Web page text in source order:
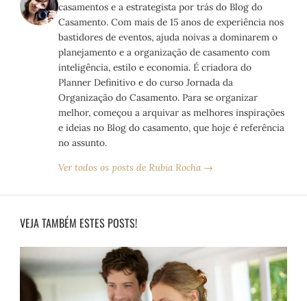
casamentos e a estrategista por trás do Blog do
Casamento. Com mais de 15 anos de experiência nos
bastidores de eventos, ajuda noivas a dominarem o
planejamento e a organização de casamento com
inteligência, estilo e economia. É criadora do
Planner Definitivo e do curso Jornada da
Organização do Casamento. Para se organizar
melhor, começou a arquivar as melhores inspirações
e ideias no Blog do casamento, que hoje é referência
no assunto.
Ver todos os posts de Rubia Rocha →
VEJA TAMBÉM ESTES POSTS!